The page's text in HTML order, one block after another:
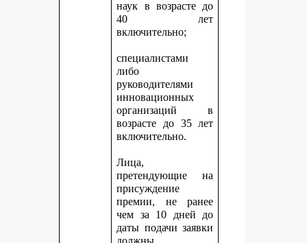
наук в возрасте до
40 лет
включительно;
специалистами
либо
руководителями
инновационных
организаций в
возрасте до 35 лет
включительно.
Лица,
претендующие на
присуждение
премии, не ранее
чем за 10 дней до
даты подачи заявки
должны